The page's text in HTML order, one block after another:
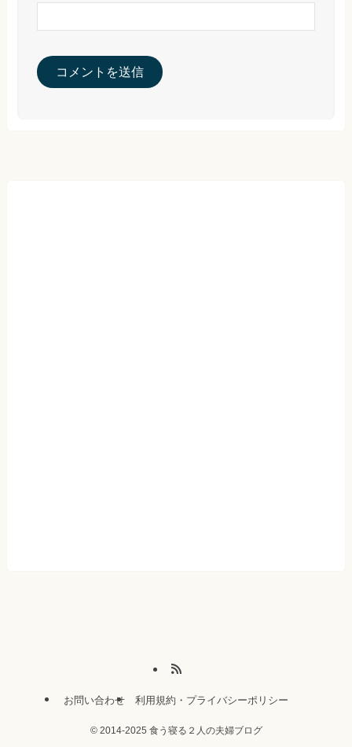
お問い合わせ 利用規約・プライバシーポリシー
©2014-2025 食う寝る２人の夫婦ブログ